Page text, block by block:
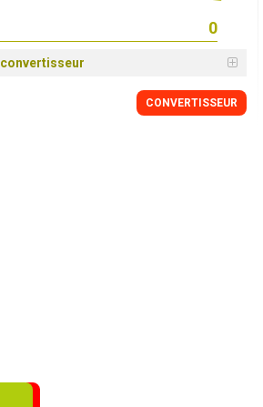
convertisseur
CONVERTISSEUR